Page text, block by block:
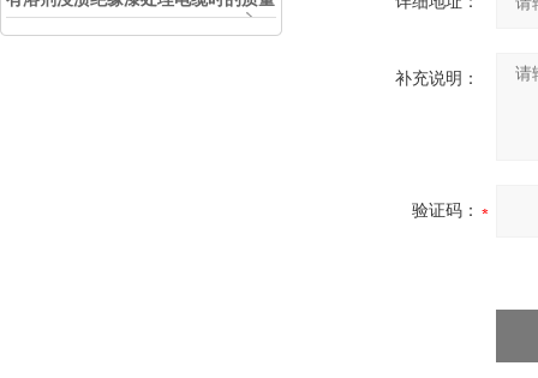
和安全性考虑因素
补充说明：
验证码：